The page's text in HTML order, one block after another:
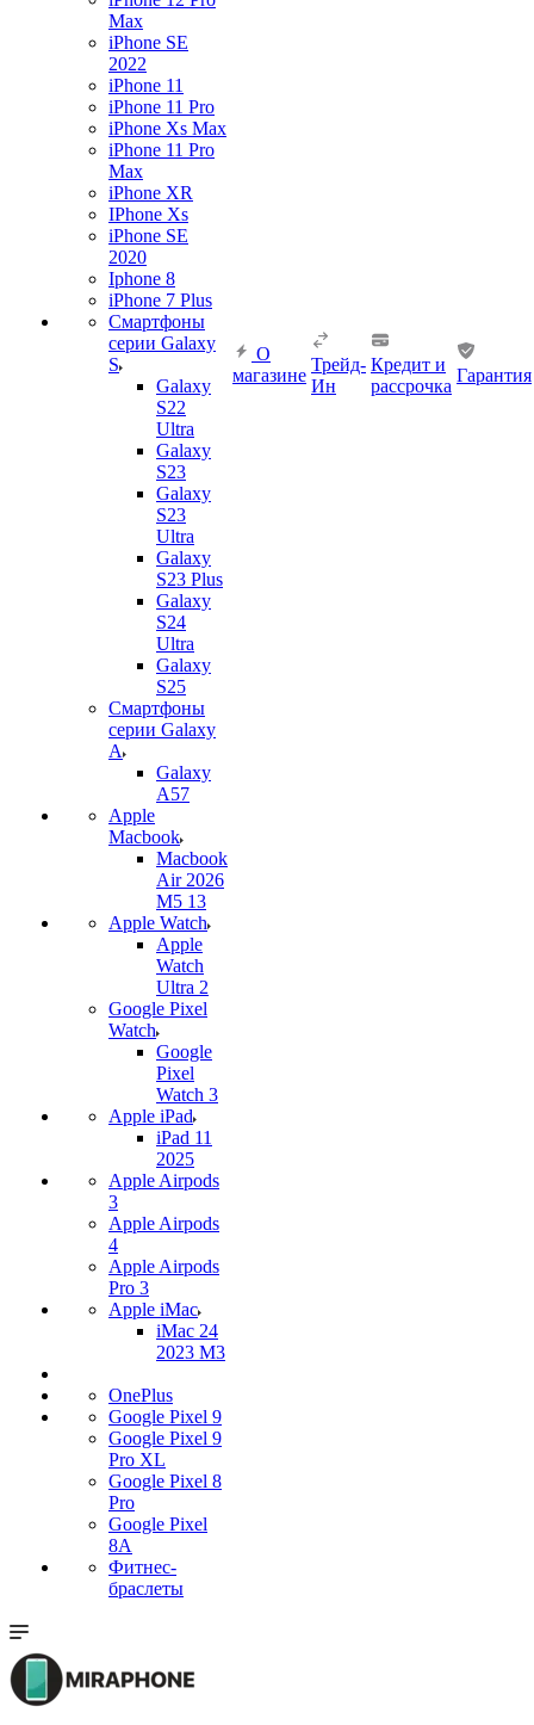
Max
iPhone SE
2022
iPhone 11
iPhone 11 Pro
iPhone Xs Max
iPhone 11 Pro
Max
iPhone XR
IPhone Xs
iPhone SE
2020
Iphone 8
iPhone 7 Plus
Смартфоны
серии Galaxy
S
Galaxy
S22
Ultra
Galaxy
S23
Galaxy
S23
Ultra
Galaxy
S23 Plus
Galaxy
S24
Ultra
Galaxy
S25
Смартфоны
серии Galaxy
A
Galaxy
A57
Apple
Macbook
Macbook
Air 2026
M5 13
Apple Watch
Apple
Watch
Ultra 2
Google Pixel
Watch
Google
Pixel
Watch 3
Apple iPad
iPad 11
2025
Apple Airpods
3
Apple Airpods
4
Apple Airpods
Pro 3
Apple iMac
iMac 24
2023 M3
OnePlus
Google Pixel 9
Google Pixel 9
Pro XL
Google Pixel 8
Pro
Google Pixel
8A
Фитнес-
браслеты
О
магазине
Трейд-
Ин
Кредит и
рассрочка
Гарантия